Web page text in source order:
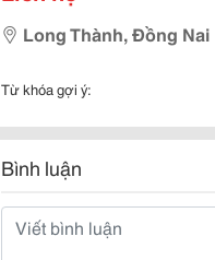
Long Thành, Đồng Nai
Từ khóa gợi ý:
Bình luận